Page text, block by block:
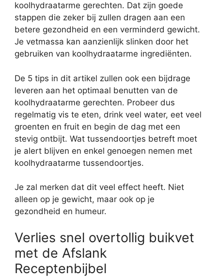
koolhydraatarme gerechten. Dat zijn goede
stappen die zeker bij zullen dragen aan een
betere gezondheid en een verminderd gewicht.
Je vetmassa kan aanzienlijk slinken door het
gebruiken van koolhydraatarme ingrediënten.
De 5 tips in dit artikel zullen ook een bijdrage
leveren aan het optimaal benutten van de
koolhydraatarme gerechten. Probeer dus
regelmatig vis te eten, drink veel water, eet veel
groenten en fruit en begin de dag met een
stevig ontbijt. Wat tussendoortjes betreft moet
je alert blijven en enkel genoegen nemen met
koolhydraatarme tussendoortjes.
Je zal merken dat dit veel effect heeft. Niet
alleen op je gewicht, maar ook op je
gezondheid en humeur.
Verlies snel overtollig buikvet
met de Afslank
Receptenbijbel